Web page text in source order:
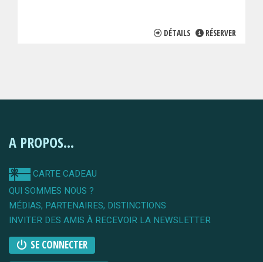
DÉTAILS RÉSERVER
A PROPOS...
CARTE CADEAU
QUI SOMMES NOUS ?
MÉDIAS, PARTENAIRES, DISTINCTIONS
INVITER DES AMIS À RECEVOIR LA NEWSLETTER
SE CONNECTER